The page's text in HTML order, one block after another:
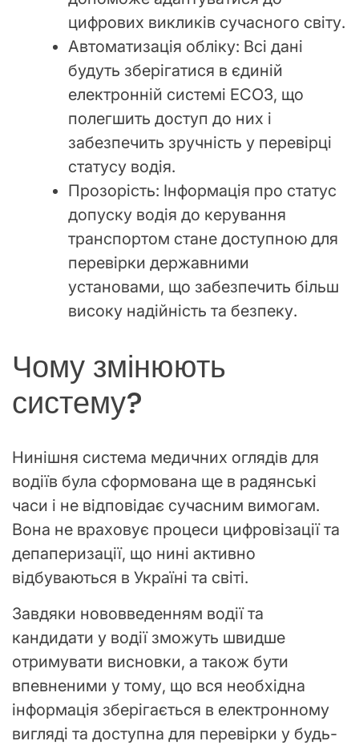
цифрових викликів сучасного світу.
Автоматизація обліку: Всі дані
будуть зберігатися в єдиній
електронній системі ЕСОЗ, що
полегшить доступ до них і
забезпечить зручність у перевірці
статусу водія.
Прозорість: Інформація про статус
допуску водія до керування
транспортом стане доступною для
перевірки державними
установами, що забезпечить більш
високу надійність та безпеку.
Чому змінюють
систему?
Нинішня система медичних оглядів для
водіїв була сформована ще в радянські
часи і не відповідає сучасним вимогам.
Вона не враховує процеси цифровізації та
депаперизації, що нині активно
відбуваються в Україні та світі.
Завдяки нововведенням водії та
кандидати у водії зможуть швидше
отримувати висновки, а також бути
впевненими у тому, що вся необхідна
інформація зберігається в електронному
вигляді та доступна для перевірки у будь-